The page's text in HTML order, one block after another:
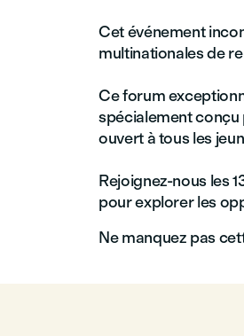
Cet événement
multinationales de
Ce forum
spécialement conçu
ouvert à tous les
Rejoignez-nous les
pour explorer les
Ne manquez pas